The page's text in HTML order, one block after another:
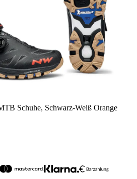
Schuhe, Schwarz-Weiß Orange